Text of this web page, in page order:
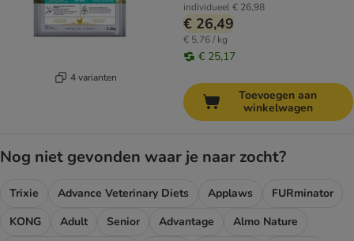
4 varianten
individueel€ 26,98
€ 26,49
€ 5,76 / kg
€ 25,17
Toevoegen aan
winkelwagen
Nog niet gevonden waar je naar zocht?
Trixie Advance Veterinary Diets Applaws
FURminator
KONG
Adult Senior Advantage Almo Nature